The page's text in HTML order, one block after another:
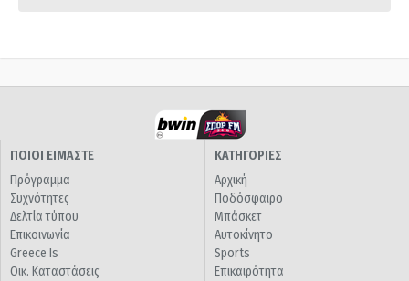
ΠΟΙΟΙ ΕΙΜΑΣΤΕ
Πρόγραμμα
Συχνότητες
Δελτία τύπου
Επικοινωνία
Greece Is
Οικ. Καταστάσεις
ΚΑΤΗΓΟΡΙΕΣ
Αρχική
Ποδόσφαιρο
Μπάσκετ
Αυτοκίνητο
Sports
Επικαιρότητα